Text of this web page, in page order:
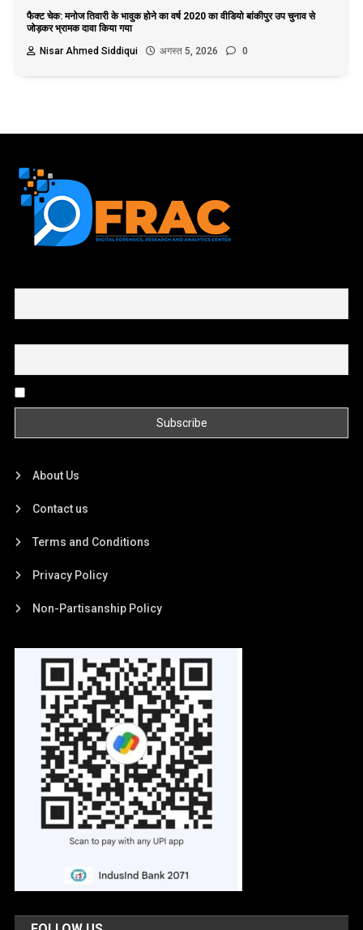
फैक्ट चेक: मनोज तिवारी के भावुक होने का वर्ष 2020 का वीडियो बांकीपुर उप चुनाव से
जोड़कर भ्रामक दावा किया गया
Nisar Ahmed Siddiqui
अगस्त 5, 2026 0
About Us
Contact us
Terms and Conditions
Privacy Policy
Non-Partisanship Policy